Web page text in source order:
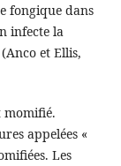
fongique dans
infecte la
et Ellis,
momifié.
appelées «
Les